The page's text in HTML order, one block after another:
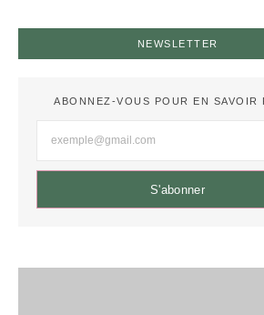
NEWSLETTER
ABONNEZ-VOUS POUR EN SAVOIR
S'abonner